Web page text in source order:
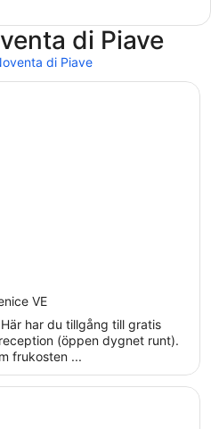
di Piave
di Piave
VE
har du tillgång till gratis
(öppen dygnet runt).
frukosten ...